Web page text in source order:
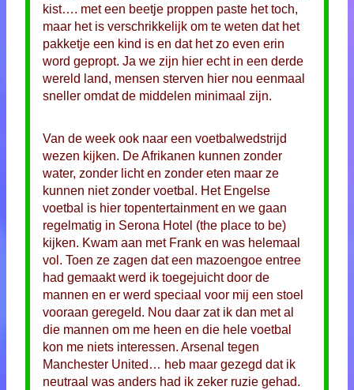
kist…. met een beetje proppen paste het toch,
maar het is verschrikkelijk om te weten dat het
pakketje een kind is en dat het zo even erin
word gepropt. Ja we zijn hier echt in een derde
wereld land, mensen sterven hier nou eenmaal
sneller omdat de middelen minimaal zijn.
Van de week ook naar een voetbalwedstrijd
wezen kijken. De Afrikanen kunnen zonder
water, zonder licht en zonder eten maar ze
kunnen niet zonder voetbal. Het Engelse
voetbal is hier topentertainment en we gaan
regelmatig in Serona Hotel (the place to be)
kijken. Kwam aan met Frank en was helemaal
vol. Toen ze zagen dat een mazoengoe entree
had gemaakt werd ik toegejuicht door de
mannen en er werd speciaal voor mij een stoel
vooraan geregeld. Nou daar zat ik dan met al
die mannen om me heen en die hele voetbal
kon me niets interessen. Arsenal tegen
Manchester United… heb maar gezegd dat ik
neutraal was anders had ik zeker ruzie gehad.